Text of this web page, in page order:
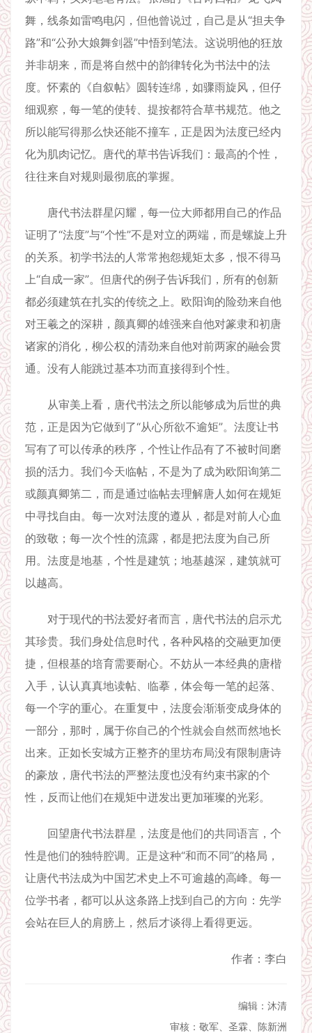
舞，线条如雷鸣电闪，但他曾说过，自己是从“担夫争
路”和“公孙大娘舞剑器”中悟到笔法。这说明他的狂放
并非胡来，而是将自然中的韵律转化为书法中的法
度。怀素的《自叙帖》圆转连绵，如骤雨旋风，但仔
细观察，每一笔的使转、提按都符合草书规范。他之
所以能写得那么快还能不撞车，正是因为法度已经内
化为肌肉记忆。唐代的草书告诉我们：最高的个性，
往往来自对规则最彻底的掌握。
唐代书法群星闪耀，每一位大师都用自己的作品
证明了“法度”与“个性”不是对立的两端，而是螺旋上升
的关系。初学书法的人常常抱怨规矩太多，恨不得马
上“自成一家”。但唐代的例子告诉我们，所有的创新
都必须建筑在扎实的传统之上。欧阳询的险劲来自他
对王羲之的深耕，颜真卿的雄强来自他对篆隶和初唐
诸家的消化，柳公权的清劲来自他对前两家的融会贯
通。没有人能跳过基本功而直接得到个性。
从审美上看，唐代书法之所以能够成为后世的典
范，正是因为它做到了“从心所欲不逾矩”。法度让书
写有了可以传承的秩序，个性让作品有了不被时间磨
损的活力。我们今天临帖，不是为了成为欧阳询第二
或颜真卿第二，而是通过临帖去理解唐人如何在规矩
中寻找自由。每一次对法度的遵从，都是对前人心血
的致敬；每一次个性的流露，都是把法度为自己所
用。法度是地基，个性是建筑；地基越深，建筑就可
以越高。
对于现代的书法爱好者而言，唐代书法的启示尤
其珍贵。我们身处信息时代，各种风格的交融更加便
捷，但根基的培育需要耐心。不妨从一本经典的唐楷
入手，认认真真地读帖、临摹，体会每一笔的起落、
每一个字的重心。在重复中，法度会渐渐变成身体的
一部分，那时，属于你自己的个性就会自然而然地长
出来。正如长安城方正整齐的里坊布局没有限制唐诗
的豪放，唐代书法的严整法度也没有约束书家的个
性，反而让他们在规矩中迸发出更加璀璨的光彩。
回望唐代书法群星，法度是他们的共同语言，个
性是他们的独特腔调。正是这种“和而不同”的格局，
让唐代书法成为中国艺术史上不可逾越的高峰。每一
位学书者，都可以从这条路上找到自己的方向：先学
会站在巨人的肩膀上，然后才谈得上看得更远。
作者：李白
编辑：沐清
审核：敬军、圣霖、陈新洲